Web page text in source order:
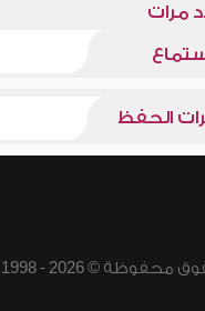
مرات
الحفظ
2026 - 1998 لشبكة إسلام ويب